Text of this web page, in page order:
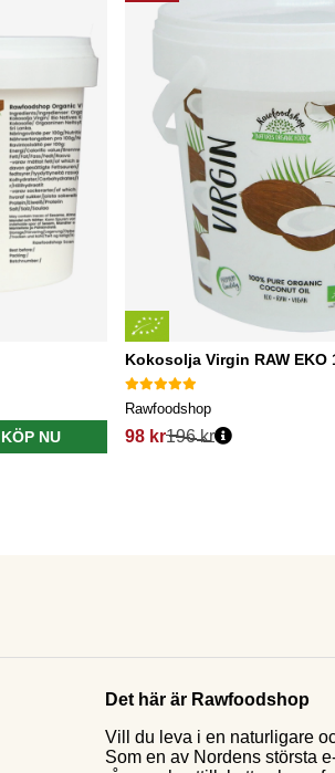
KÖP NU
Kokosolja Virgin RAW EKO
Rawfoodshop
98 kr196 kr
Det här är Rawfoodshop
Vill du leva i en naturligare
Som en av Nordens största